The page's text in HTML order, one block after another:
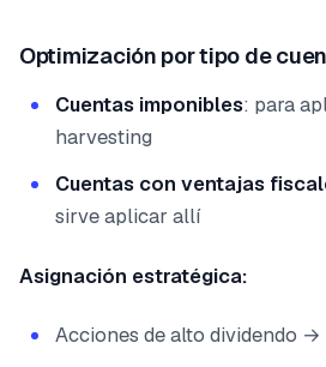
Optimización por tipo de
Cuentas imponibles: para
harvesting
Cuentas con ventajas
sirve aplicar allí
Asignación estratégica:
Acciones de alto dividendo →